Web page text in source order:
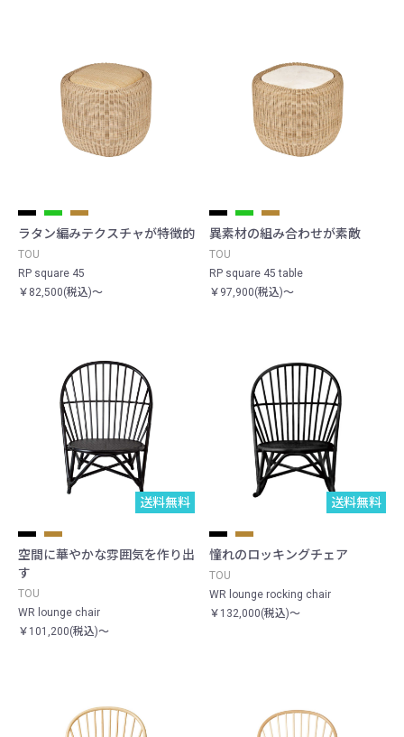
ラタン編みテクスチャが特徴的
TOU
RP square 45
￥82,500(税込)～
異素材の組み合わせが素敵
TOU
RP square 45 table
￥97,900(税込)～
送料無料
空間に華やかな雰囲気を作り出
す
TOU
WR lounge chair
￥101,200(税込)～
送料無料
憧れのロッキングチェア
TOU
WR lounge rocking chair
￥132,000(税込)～